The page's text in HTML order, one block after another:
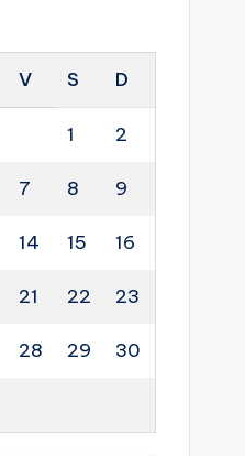
V S D
1 2
7 8 9
14 15 16
21 22 23
28 29 30